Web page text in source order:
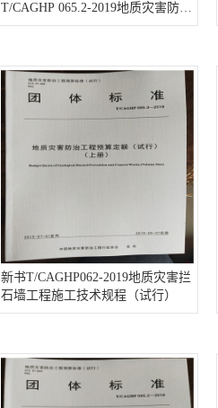
T/CAGHP 065.2-2019地质灾害防治
工程工程量清单计价规范（试行）
新书T/CAGHP062-2019地质灾害拦
石墙工程施工技术规程（试行）